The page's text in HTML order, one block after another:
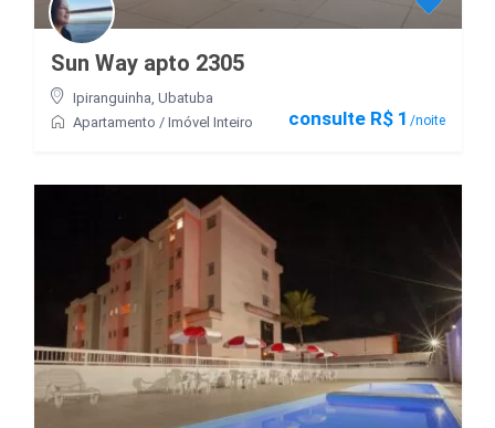
consulte R$ 1 /noite
Sun Way apto 2305
Ipiranguinha, Ubatuba
Apartamento / Imóvel Inteiro